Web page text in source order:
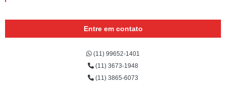
Entre em contato
(11) 99652-1401
(11) 3673-1948
(11) 3865-6073